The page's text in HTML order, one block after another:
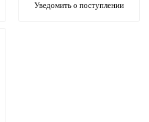
Уведомить о поступлении